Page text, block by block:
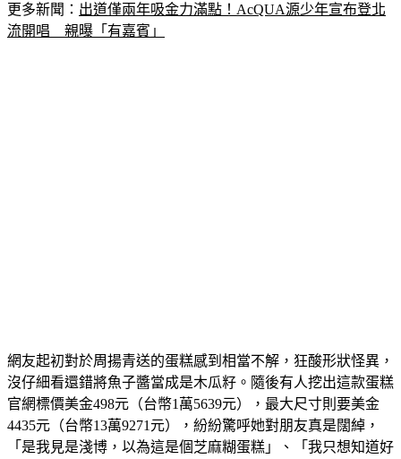
更多新聞： 出道僅兩年吸金力滿點！AcQUA源少年宣布登北
流開唱　親曝「有嘉賓」
網友起初對於周揚青送的蛋糕感到相當不解，狂酸形狀怪異，
沒仔細看還錯將魚子醬當成是木瓜籽。隨後有人挖出這款蛋糕
官網標價美金498元（台幣1萬5639元），最大尺寸則要美金
4435元（台幣13萬9271元），紛紛驚呼她對朋友真是闊綽，
「是我見是淺博，以為這是個芝麻糊蛋糕」、「我只想知道好